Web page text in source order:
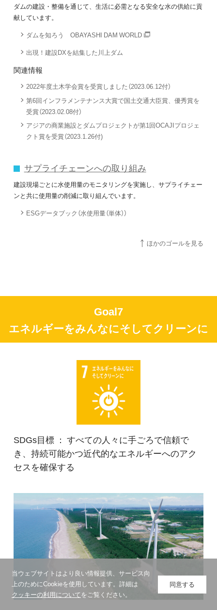
当ウェブサイトはより良い情報提供、サービス向
上のためにCookieを使用しています。詳細は
クッキーの利用についてをご覧ください。
同意する
ダムの建設・整備を通じて、生活に必需となる安全な水の供給に貢
献しています。
ダムを知ろう OBAYASHI DAM WORLD
出現！建設DXを結集した川上ダム
関連情報
2022年度土木学会賞を受賞しました（2023.06.12付）
第6回インフラメンテナンス大賞で国土交通大臣賞、優秀賞を
受賞（2023.02.08付）
アジアの商業施設とダムプロジェクトが第1回OCAJIプロジェ
クト賞を受賞（2023.1.26付)
サプライチェーンへの取り組み
建設現場ごとに水使用量のモニタリングを実施し、サプライチェー
ンと共に使用量の削減に取り組んでいます。
ESGデータブック（水使用量（単体））
ほかのゴールを見る
Goal7
エネルギーをみんなにそしてクリーンに
SDGs目標 ： すべての人々に手ごろで信頼で
き、持続可能かつ近代的なエネルギーへのアク
セスを確保する